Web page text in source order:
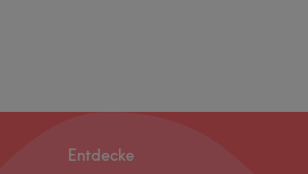
Entdecke